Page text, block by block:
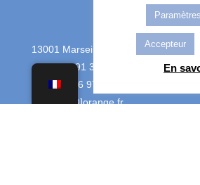
13001 Marseille Vieux-Port
+33 (0) 4 91 33 74 09
+33 (0)6 76 97 68 83
bellepro[@]orange.fr
Accepteur
En